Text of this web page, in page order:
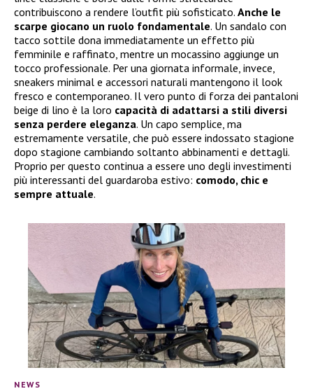
contribuiscono a rendere l’outfit più sofisticato. Anche le
scarpe giocano un ruolo fondamentale. Un sandalo con
tacco sottile dona immediatamente un effetto più
femminile e raffinato, mentre un mocassino aggiunge un
tocco professionale. Per una giornata informale, invece,
sneakers minimal e accessori naturali mantengono il look
fresco e contemporaneo. Il vero punto di forza dei pantaloni
beige di lino è la loro capacità di adattarsi a stili diversi
senza perdere eleganza. Un capo semplice, ma
estremamente versatile, che può essere indossato stagione
dopo stagione cambiando soltanto abbinamenti e dettagli.
Proprio per questo continua a essere uno degli investimenti
più interessanti del guardaroba estivo: comodo, chic e
sempre attuale.
NEWS